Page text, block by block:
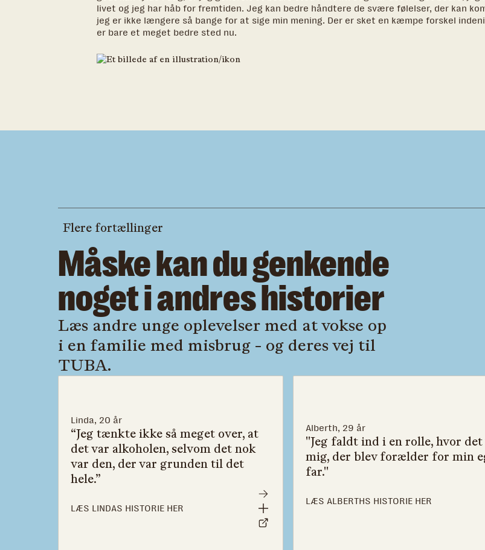
livet og jeg har håb for fremtiden. Jeg kan bedre håndtere de svære følelser, der kan
jeg er ikke længere så bange for at sige min mening. Der er sket en kæmpe forskel
er bare et meget bedre sted nu.
Flere fortællinger
Måske kan du genkende
noget i andres historier
Læs andre unge oplevelser med at vokse op
i en familie med misbrug - og deres vej til
TUBA.
Linda, 20 år
“Jeg tænkte ikke så meget over, at
det var alkoholen, selvom det nok
var den, der var grunden til det
hele.”
LÆS LINDAS HISTORIE HER
Alberth, 29 år
"Jeg faldt ind i en rolle, hvor det
mig, der blev forælder for min
far."
LÆS ALBERTHS HISTORIE HER